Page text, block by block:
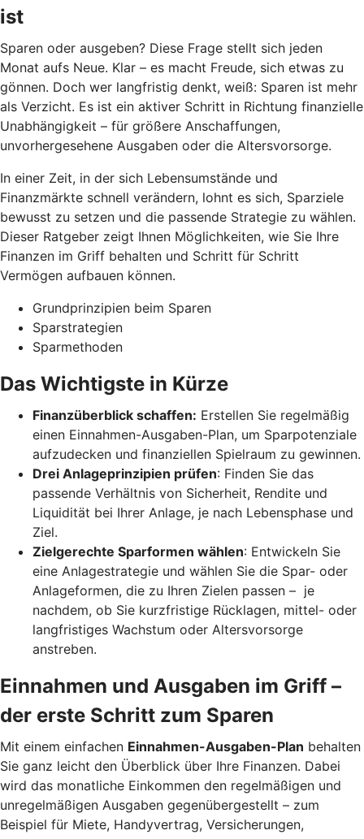
ist
Sparen oder ausgeben? Diese Frage stellt sich jeden
Monat aufs Neue. Klar – es macht Freude, sich etwas zu
gönnen. Doch wer langfristig denkt, weiß: Sparen ist mehr
als Verzicht. Es ist ein aktiver Schritt in Richtung finanzielle
Unabhängigkeit – für größere Anschaffungen,
unvorhergesehene Ausgaben oder die Altersvorsorge.
In einer Zeit, in der sich Lebensumstände und
Finanzmärkte schnell verändern, lohnt es sich, Sparziele
bewusst zu setzen und die passende Strategie zu wählen.
Dieser Ratgeber zeigt Ihnen Möglichkeiten, wie Sie Ihre
Finanzen im Griff behalten und Schritt für Schritt
Vermögen aufbauen können.
Grundprinzipien beim Sparen
Sparstrategien
Sparmethoden
Das Wichtigste in Kürze
Finanzüberblick schaffen: Erstellen Sie regelmäßig
einen Einnahmen-Ausgaben-Plan, um Sparpotenziale
aufzudecken und finanziellen Spielraum zu gewinnen.
Drei Anlageprinzipien prüfen: Finden Sie das
passende Verhältnis von Sicherheit, Rendite und
Liquidität bei Ihrer Anlage, je nach Lebensphase und
Ziel.
Zielgerechte Sparformen wählen: Entwickeln Sie
eine Anlagestrategie und wählen Sie die Spar- oder
Anlageformen, die zu Ihren Zielen passen – je
nachdem, ob Sie kurzfristige Rücklagen, mittel- oder
langfristiges Wachstum oder Altersvorsorge
anstreben.
Einnahmen und Ausgaben im Griff –
der erste Schritt zum Sparen
Mit einem einfachen Einnahmen-Ausgaben-Plan behalten
Sie ganz leicht den Überblick über Ihre Finanzen. Dabei
wird das monatliche Einkommen den regelmäßigen und
unregelmäßigen Ausgaben gegenübergestellt – zum
Beispiel für Miete, Handyvertrag, Versicherungen,